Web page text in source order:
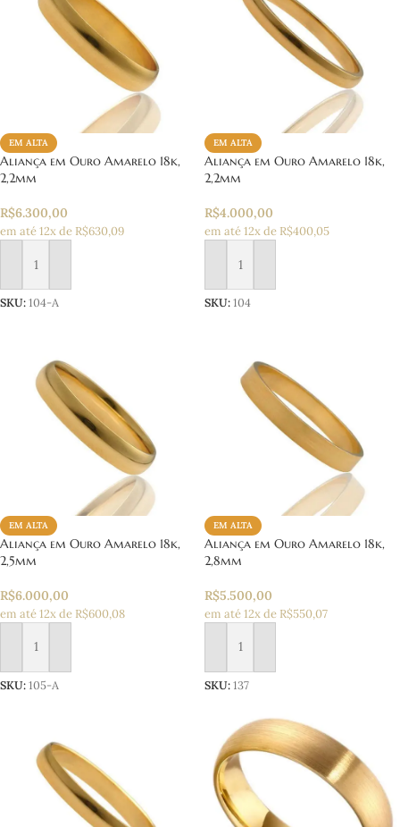
EM ALTA
Aliança em Ouro Amarelo 18k,
2,2mm
R$6.300,00
em até 12x de R$630,09
Adicionar ao carrinho
SKU:104-A
EM ALTA
Aliança em Ouro Amarelo 18k,
2,2mm
R$4.000,00
em até 12x de R$400,05
Adicionar ao carrinho
SKU:104
EM ALTA
Aliança em Ouro Amarelo 18k,
2,5mm
R$6.000,00
em até 12x de R$600,08
Adicionar ao carrinho
SKU:105-A
EM ALTA
Aliança em Ouro Amarelo 18k,
2,8mm
R$5.500,00
em até 12x de R$550,07
Adicionar ao carrinho
SKU:137